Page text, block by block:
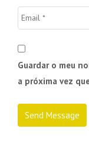
Guardar o meu
a próxima vez